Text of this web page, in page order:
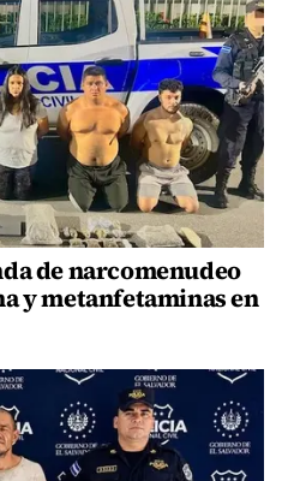
de narcomenudeo
y metanfetaminas en